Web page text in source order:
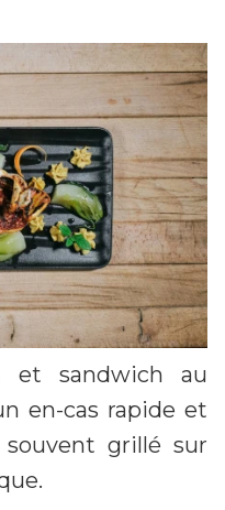
et sandwich au
en-cas rapide et
souvent grillé sur